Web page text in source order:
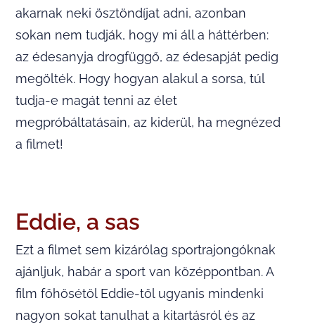
akarnak neki ösztöndíjat adni, azonban
sokan nem tudják, hogy mi áll a háttérben:
az édesanyja drogfüggő, az édesapját pedig
megölték. Hogy hogyan alakul a sorsa, túl
tudja-e magát tenni az élet
megpróbáltatásain, az kiderül, ha megnézed
a filmet!
Eddie, a sas
Ezt a filmet sem kizárólag sportrajongóknak
ajánljuk, habár a sport van középpontban. A
film főhősétől Eddie-től ugyanis mindenki
nagyon sokat tanulhat a kitartásról és az